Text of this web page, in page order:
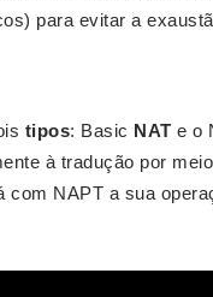
para evitar a
tipos: Basic NAT e o
à tradução por
com NAPT a sua